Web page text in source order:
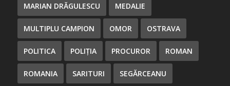
MARIAN DRĂGULESCU MEDALIE
MULTIPLU CAMPION OMOR OSTRAVA
POLITICA POLIȚIA PROCUROR ROMAN
ROMANIA SARITURI SEGĂRCEANU